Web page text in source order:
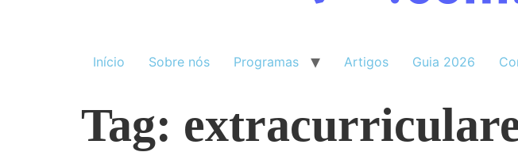
Início Sobre nós Programas Artigos Guia 2026
Tag: